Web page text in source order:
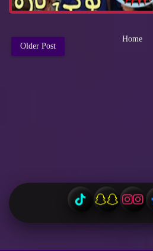
Older Post
Home